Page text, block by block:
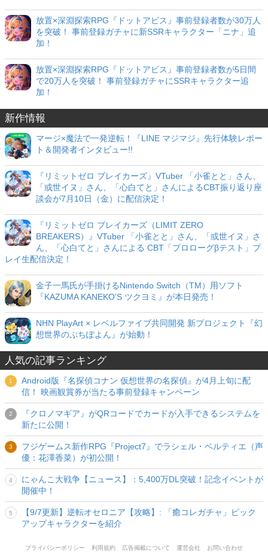
放置×深淵探索RPG『ドットアビス』事前登録者数が30万人
を突破！ 事前登録ガチャに新SSRキャラクター「ニナ」追
加！
放置×深淵探索RPG『ドットアビス』事前登録者数が5日間
で20万人を突破！ 事前登録ガチャにSSRキャラクター追
加！
新作情報
マージ×魔法で一発逆転！『LINE マジマジ』先行体験レポー
ト＆開発者インタビュー!!
『リミットゼロ ブレイカーズ』VTuber 「小雀とと」さん、
「或世イヌ」さん、「心白てと」さんによるCBT振り返り座
談会が7月10日（金）に配信決定！
『リミットゼロ ブレイカーズ（LIMIT ZERO
BREAKERS）』VTuber 「小雀とと」さん、「或世イヌ」さ
ん、「心白てと」さんによる CBT「プロローグβテスト」プ
レイ生配信決定！
金子一馬氏が手掛けるNintendo Switch（TM）用ソフト
『KAZUMA KANEKO'S ツクヨミ』が本日発売！
NHN PlayArt × レベルファイブ共同開発 新プロジェクト『幻
想世界のぷちぽよん』が始動！
人気の記事ランキング
Android版『名探偵コナン 仮想世界の名探偵』が4月上旬に配
信！ 映画観賞券が当たる事前登録キャンペーン
『クロノマギア』がQRコードでカードが入手できるシステムを
新たに公開！
フジゲームス新作RPG『Project7』でラシェル・ベルティエ（声
優：花澤香菜）が初公開！
にゃんこ大戦争【ニュース】：5,400万DL突破！記念イベントが
開催中！
【9/7更新】逆転オセロニア【攻略】: 「癒コレガチャ」ピック
アップキャラクターを紹介
プライバシーポリシー 利用規約 広告掲載について 運営会社 お問い合わせ